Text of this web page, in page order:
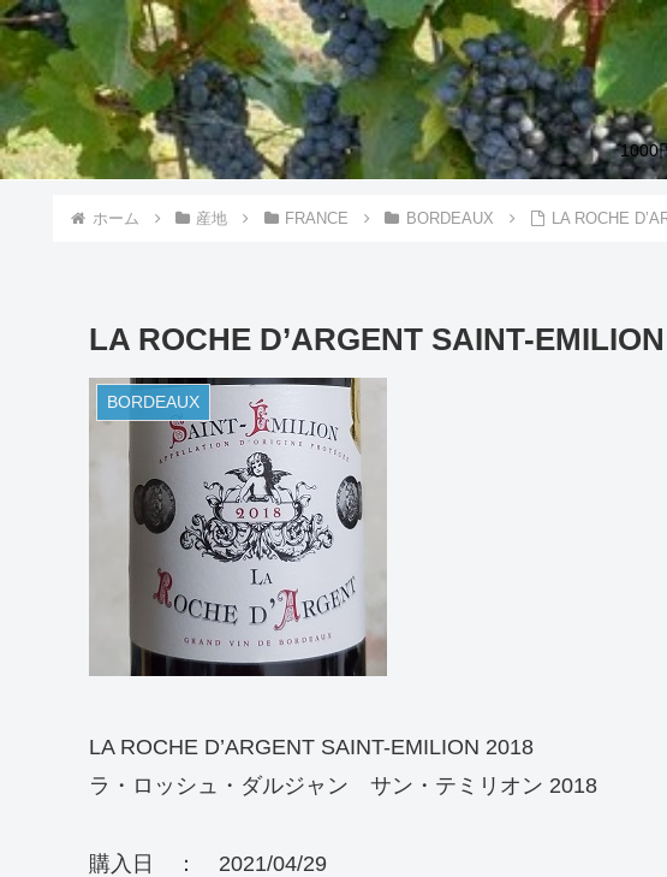
1000
ホーム 産地 FRANCE BORDEAUX LA ROCHE
LA ROCHE D’ARGENT SAINT-
BORDEAUX
LA ROCHE D’ARGENT SAINT-EMILION 2018
ラ・ロッシュ・ダルジャン サン・テミリオン 2018
購入日 ： 2021/04/29